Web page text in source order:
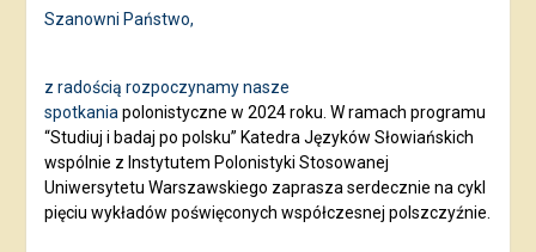
Szanowni Państwo,
z radością rozpoczynamy nasze
spotkaniapolonistyczne w 2024 roku. W ramach programu
“Studiuj i badaj po polsku” Katedra Języków Słowiańskich
wspólnie z Instytutem Polonistyki Stosowanej
Uniwersytetu Warszawskiego zaprasza serdecznie na cykl
pięciu wykładów poświęconych współczesnej polszczyźnie.